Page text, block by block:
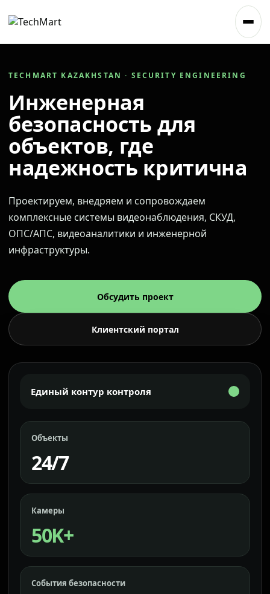
TECHMART KAZAKHSTAN · SECURITY ENGINEERING
Инженерная
безопасность для
объектов, где
надежность критична
Проектируем, внедряем и сопровождаем
комплексные системы видеонаблюдения, СКУД,
ОПС/АПС, видеоаналитики и инженерной
инфраструктуры.
Обсудить проект
Клиентский портал
Единый контур контроля
Объекты
24/7
Камеры
50K+
События безопасности